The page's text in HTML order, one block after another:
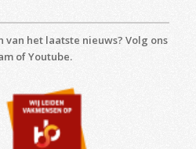
het laatste nieuws? Volg ons
of Youtube.